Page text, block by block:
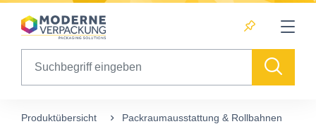
Table Of Content
Produktübersicht Packraumausstattung & Rollbahnen